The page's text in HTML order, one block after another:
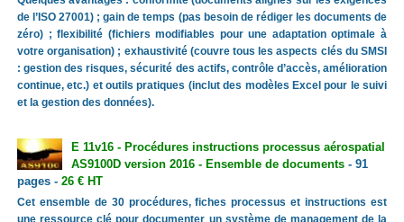
de l’ISO 27001) ; gain de temps (pas besoin de rédiger les documents de
zéro) ; flexibilité (fichiers modifiables pour une adaptation optimale à
votre organisation) ; exhaustivité (couvre tous les aspects clés du SMSI
: gestion des risques, sécurité des actifs, contrôle d’accès, amélioration
continue, etc.) et outils pratiques (inclut des modèles Excel pour le suivi
et la gestion des données).
E 11v16 - Procédures instructions processus aérospatial
AS9100D version 2016 - Ensemble de documents- 91
pages - 26 € HT
Cet ensemble de 30 procédures, fiches processus et instructions est
une ressource clé pour documenter un système de management de la